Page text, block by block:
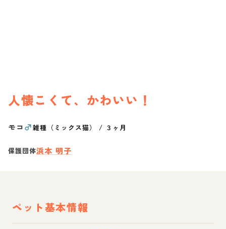
人懐こくて、かわいい！
モコ♂雑種（ミックス猫） / ３ヶ月
保護団体浜本 明子
ペット基本情報